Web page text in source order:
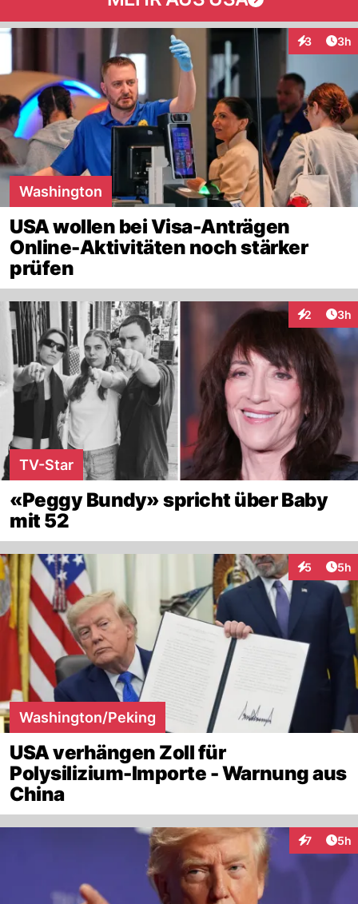
3 3h
Washington
USA wollen bei Visa-Anträgen
Online-Aktivitäten noch stärker
prüfen
2 3h
TV-Star
«Peggy Bundy» spricht über Baby
mit 52
5 5h
Washington/Peking
USA verhängen Zoll für
Polysilizium-Importe - Warnung aus
China
7 5h